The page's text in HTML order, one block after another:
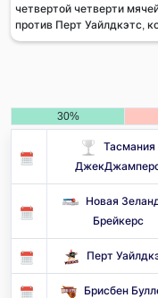
четвертой четверти
против Перт Уайлдкэтс,
30%
Тасмания
Новая
Брейкерс
Перт
Брисбен